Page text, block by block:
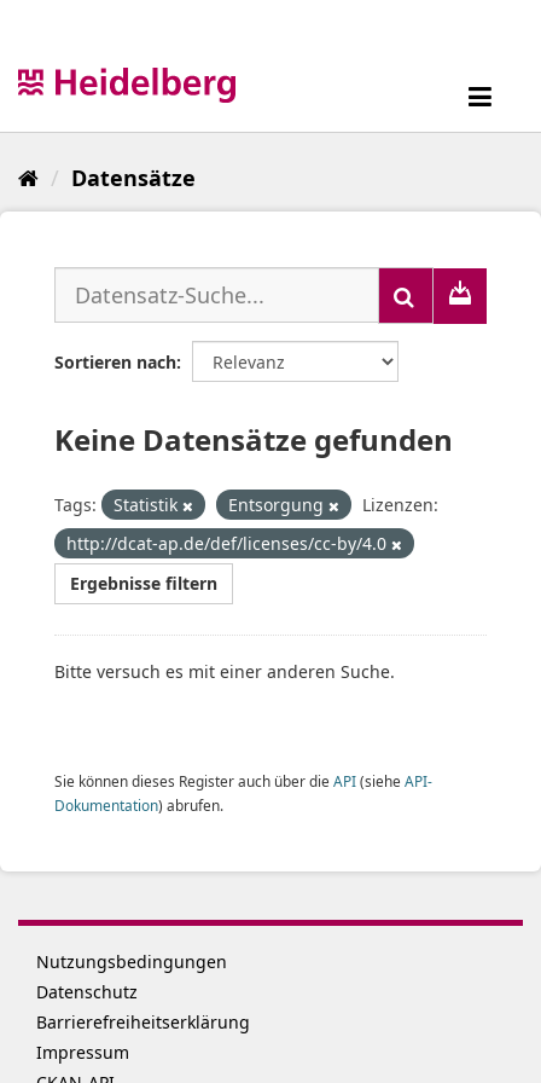
Datensätze
Sortieren nach
Keine Datensätze gefunden
Tags: Statistik Entsorgung
Lizenzen:
http://dcat-ap.de/def/licenses/cc-by/4.0
Ergebnisse filtern
Bitte versuch es mit einer anderen Suche.
Sie können dieses Register auch über die API(siehe API-
Dokumentation) abrufen.
Nutzungsbedingungen
Datenschutz
Barrierefreiheitserklärung
Impressum